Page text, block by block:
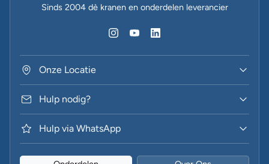
Sinds 2004 dè kranen en onderdelen leverancier
Onze Locatie
Hulp nodig?
Hulp via WhatsApp